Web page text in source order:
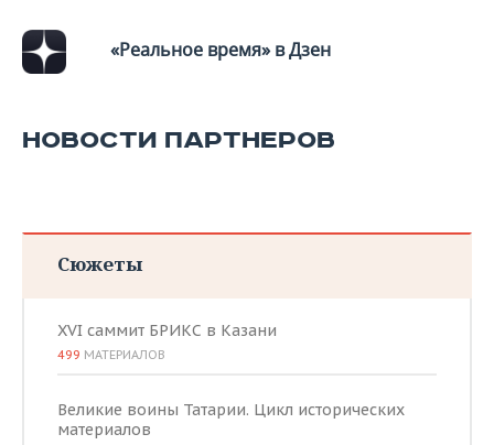
«Реальное время» в Дзен
НОВОСТИ ПАРТНЕРОВ
Сюжеты
XVI саммит БРИКС в Казани
499 МАТЕРИАЛОВ
Великие воины Татарии. Цикл исторических
материалов